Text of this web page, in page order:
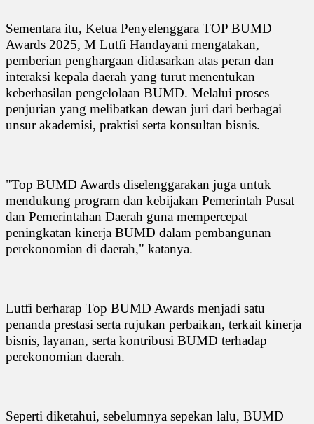
Sementara itu, Ketua Penyelenggara TOP BUMD
Awards 2025, M Lutfi Handayani mengatakan,
pemberian penghargaan didasarkan atas peran dan
interaksi kepala daerah yang turut menentukan
keberhasilan pengelolaan BUMD. Melalui proses
penjurian yang melibatkan dewan juri dari berbagai
unsur akademisi, praktisi serta konsultan bisnis.
"Top BUMD Awards diselenggarakan juga untuk
mendukung program dan kebijakan Pemerintah Pusat
dan Pemerintahan Daerah guna mempercepat
peningkatan kinerja BUMD dalam pembangunan
perekonomian di daerah," katanya.
Lutfi berharap Top BUMD Awards menjadi satu
penanda prestasi serta rujukan perbaikan, terkait kinerja
bisnis, layanan, serta kontribusi BUMD terhadap
perekonomian daerah.
Seperti diketahui, sebelumnya sepekan lalu, BUMD